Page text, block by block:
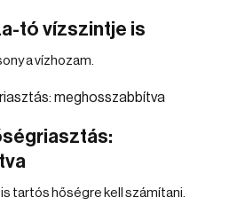
tó vízszintje is
a vízhozam.
tartós hőségre kell számítani.